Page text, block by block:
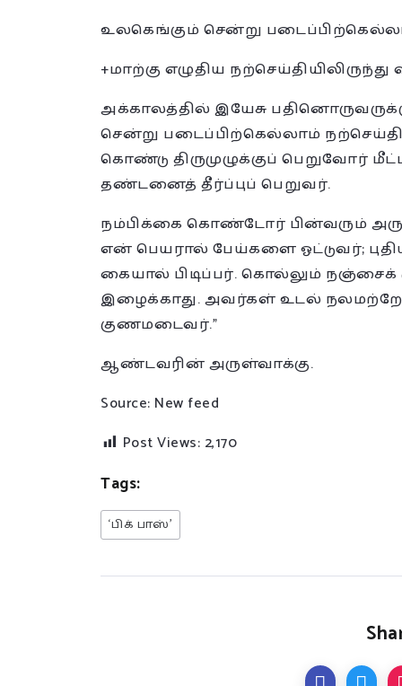
உலகெங்கும் சென்று
+மாற்கு எழுதிய நற்செய்தியிலிருந்து
அக்காலத்தில் இயேசு
சென்று படைப்பிற்கெல்லாம்
கொண்டு திருமுழுக்குப் பெறுவோர்
தண்டனைத் தீர்ப்புப் பெறுவர்.
நம்பிக்கை கொண்டோர் பின்வரும்
என் பெயரால் பேய்களை ஓட்டுவர்;
கையால் பிடிப்பர். கொல்லும் நஞ்சைக்
இழைக்காது. அவர்கள் உடல்
குணமடைவர்.”
ஆண்டவரின் அருள்வாக்கு.
Source: New feed
Post Views: 2,170
Tags:
‘பிக் பாஸ்’